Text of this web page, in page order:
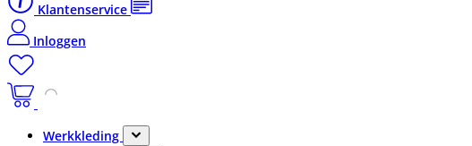
Klantenservice
Inloggen
Werkkleding